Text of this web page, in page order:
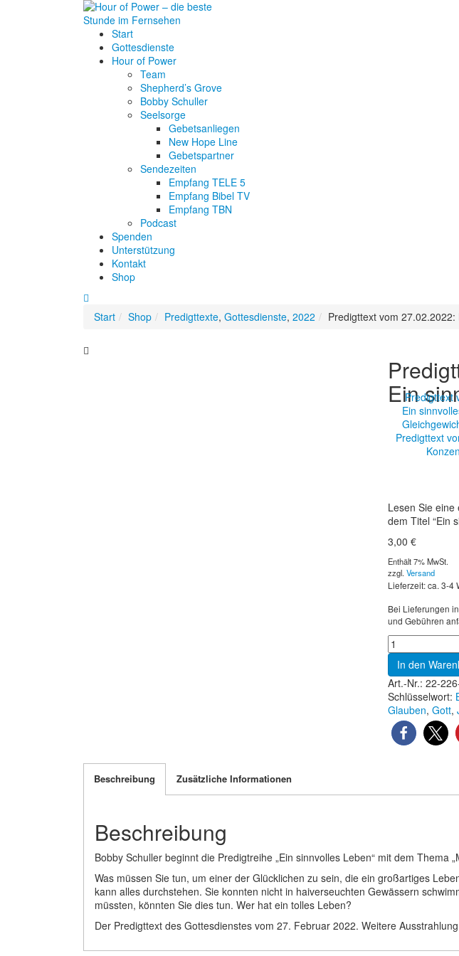
Start
Gottesdienste
Hour of Power
Team
Shepherd’s Grove
Bobby Schuller
Seelsorge
Gebetsanliegen
New Hope Line
Gebetspartner
Sendezeiten
Empfang TELE 5
Empfang Bibel TV
Empfang TBN
Podcast
Spenden
Unterstützung
Kontakt
Shop
Start Shop Predigttexte, Gottesdienste, 2022 Predigttext vom
EinPredigttext
Ein
Predigttext
Lesen Sie eine
dem Titel “Ein
3,00 €
Enthält 7% MwSt.
zzgl. Versand
Lieferzeit: ca. 3-4
Bei Lieferungen
und Gebühren
In den
Art.-Nr.: 22-
Schlüsselwort:
Glauben, Gott,
Beschreibung Zusätzliche Informationen
Beschreibung
Bobby Schuller beginnt die Predigtreihe „Ein sinnvolles Leben“ mit dem Thema
Was müssen Sie tun, um einer der Glücklichen zu sein, die ein großartiges
kann alles durchstehen. Sie konnten nicht in haiverseuchten Gewässern
müssten, könnten Sie dies tun. Wer hat ein tolles Leben?
Der Predigttext des Gottesdienstes vom 27. Februar 2022. Weitere